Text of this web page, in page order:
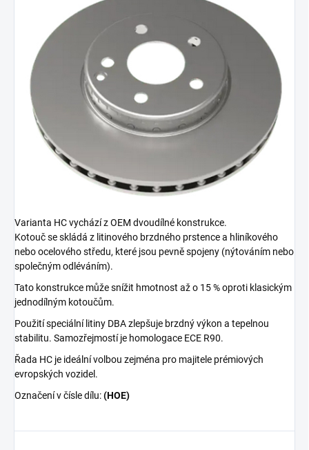
Varianta HC vychází z OEM dvoudílné konstrukce.
Kotouč se skládá z litinového brzdného prstence a hliníkového
nebo ocelového středu, které jsou pevně spojeny (nýtováním nebo
společným odléváním).
Tato konstrukce může snížit hmotnost až o 15 % oproti klasickým
jednodílným kotoučům.
Použití speciální litiny DBA zlepšuje brzdný výkon a tepelnou
stabilitu. Samozřejmostí je homologace ECE R90.
Řada HC je ideální volbou zejména pro majitele prémiových
evropských vozidel.
Označení v čísle dílu:(HOE)